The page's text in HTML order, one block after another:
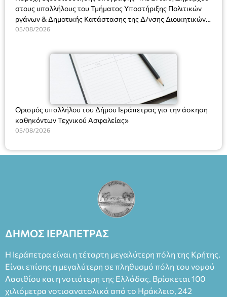
στους υπαλλήλους του Τμήματος Υποστήριξης Πολιτικών
ργάνων & Δημοτικής Κατάστασης της Δ/νσης Διοικητικών
Υπηρεσιών για αποφάσεις, πιστοποιητικά, πράξεις και
(Ν. 5314/2026).»
05/08/2026
Ορισμός υπαλλήλου του Δήμου Ιεράπετρας για την άσκηση
καθηκόντων Τεχνικού Ασφαλείας»
05/08/2026
ΔΗΜΟΣ ΙΕΡΑΠΕΤΡΑΣ
Η Ιεράπετρα είναι η τέταρτη μεγαλύτερη πόλη της Κρήτης.
Είναι επίσης η μεγαλύτερη σε πληθυσμό πόλη του νομού
Λασιθίου και η νοτιότερη της Ελλάδας. Βρίσκεται 100
χιλιόμετρα νοτιοανατολικά από το Ηράκλειο, 242